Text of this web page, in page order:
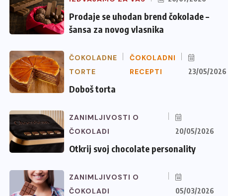
Prodaje se uhodan brend čokolade –
šansa za novog vlasnika
ČOKOLADNE
TORTE
ČOKOLADNI
RECEPTI
23/05/2026
Doboš torta
ZANIMLJIVOSTI O
ČOKOLADI
20/05/2026
Otkrij svoj chocolate personality
ZANIMLJIVOSTI O
ČOKOLADI
05/03/2026